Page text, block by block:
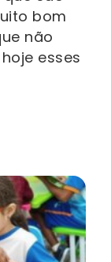
bom
não
esses